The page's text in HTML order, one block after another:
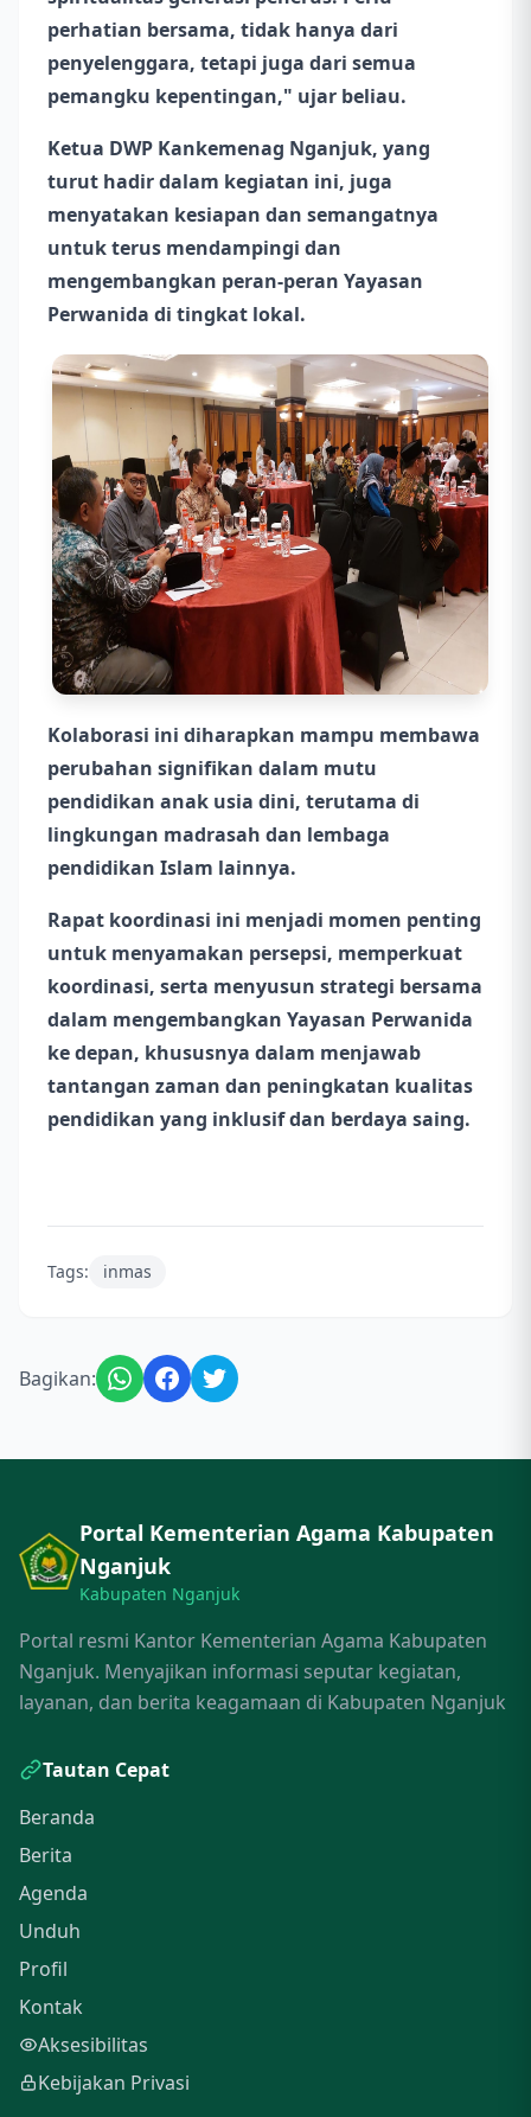
perhatian bersama, tidak hanya dari
penyelenggara, tetapi juga dari semua
pemangku kepentingan," ujar beliau.
Ketua DWP Kankemenag Nganjuk, yang
turut hadir dalam kegiatan ini, juga
menyatakan kesiapan dan semangatnya
untuk terus mendampingi dan
mengembangkan peran-peran Yayasan
Perwanida di tingkat lokal.
Kolaborasi ini diharapkan mampu membawa
perubahan signifikan dalam mutu
pendidikan anak usia dini, terutama di
lingkungan madrasah dan lembaga
pendidikan Islam lainnya.
Rapat koordinasi ini menjadi momen penting
untuk menyamakan persepsi, memperkuat
koordinasi, serta menyusun strategi bersama
dalam mengembangkan Yayasan Perwanida
ke depan, khususnya dalam menjawab
tantangan zaman dan peningkatan kualitas
pendidikan yang inklusif dan berdaya saing.
Tags: inmas
Bagikan:
Portal Kementerian Agama Kabupaten
Nganjuk
Kabupaten Nganjuk
Portal resmi Kantor Kementerian Agama Kabupaten
Nganjuk. Menyajikan informasi seputar kegiatan,
layanan, dan berita keagamaan di Kabupaten Nganjuk
Tautan Cepat
Beranda
Berita
Agenda
Unduh
Profil
Kontak
Aksesibilitas
Kebijakan Privasi